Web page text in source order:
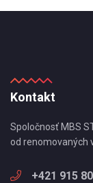
Kontakt
Spoločnosť MBS
od renomovaných
+421 915